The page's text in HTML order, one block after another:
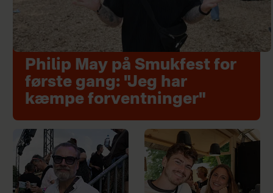
Philip May på Smukfest for
første gang: "Jeg har
kæmpe forventninger"